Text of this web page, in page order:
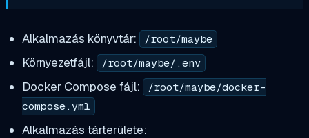
Alkalmazás könyvtár: /root/maybe
Környezetfájl: /root/maybe/.env
Docker Compose fájl:
/root/maybe/docker-
compose.yml
Alkalmazás tárterülete: